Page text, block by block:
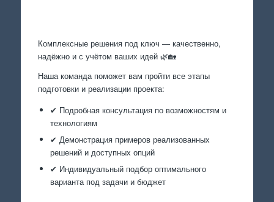
Комплексные решения под ключ — качественно,
надёжно и с учётом ваших идей 🌿🏡
Наша команда поможет вам пройти все этапы
подготовки и реализации проекта:
✔ Подробная консультация по возможностям и
технологиям
✔ Демонстрация примеров реализованных
решений и доступных опций
✔ Индивидуальный подбор оптимального
варианта под задачи и бюджет